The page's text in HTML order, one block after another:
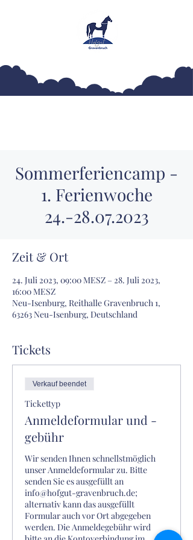
Sommerferiencamp -
1. Ferienwoche
24.-28.07.2023
Zeit & Ort
24. Juli 2023, 09:00 MESZ – 28. Juli 2023,
16:00 MESZ
Neu-Isenburg, Reithalle Gravenbruch 1,
63263 Neu-Isenburg, Deutschland
Tickets
Verkauf beendet
Tickettyp
Anmeldeformular und -
gebühr
Wir senden Ihnen schnellstmöglich
unser Anmeldeformular zu. Bitte
senden Sie es ausgefüllt an
info@hofgut-gravenbruch.de;
alternativ kann das ausgefüllt
Formular auch vor Ort abgegeben
werden. Die Anmeldegebühr wird